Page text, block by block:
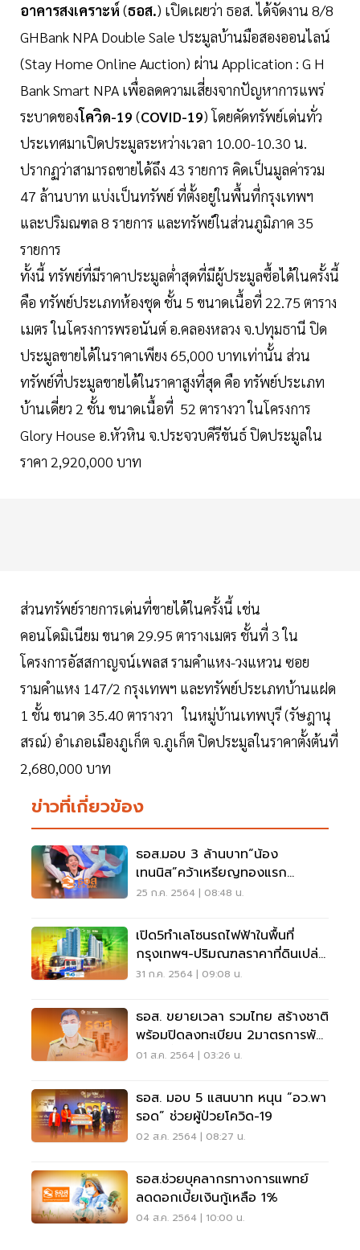
อาคารสงเคราะห์ (ธอส.) เปิดเผยว่า ธอส. ได้จัดงาน 8/8
GHBank NPA Double Sale ประมูลบ้านมือสองออนไลน์
(Stay Home Online Auction) ผ่าน Application : G H
Bank Smart NPA เพื่อลดความเสี่ยงจากปัญหาการแพร่
ระบาดของโควิด-19 (COVID-19) โดยคัดทรัพย์เด่นทั่ว
ประเทศมาเปิดประมูลระหว่างเวลา 10.00-10.30 น.
ปรากฏว่าสามารถขายได้ถึง 43 รายการ คิดเป็นมูลค่ารวม
47 ล้านบาท แบ่งเป็นทรัพย์ ที่ตั้งอยู่ในพื้นที่กรุงเทพฯ
และปริมณฑล 8 รายการ และทรัพย์ในส่วนภูมิภาค 35
รายการ
ทั้งนี้ ทรัพย์ที่มีราคาประมูลต่ำสุดที่มีผู้ประมูลซื้อได้ในครั้งนี้
คือ ทรัพย์ประเภทห้องชุด ชั้น 5 ขนาดเนื้อที่ 22.75 ตาราง
เมตร ในโครงการพรอนันต์ อ.คลองหลวง จ.ปทุมธานี ปิด
ประมูลขายได้ในราคาเพียง 65,000 บาทเท่านั้น ส่วน
ทรัพย์ที่ประมูลขายได้ในราคาสูงที่สุด คือ ทรัพย์ประเภท
บ้านเดี่ยว 2 ชั้น ขนาดเนื้อที่ 52 ตารางวา ในโครงการ
Glory House อ.หัวหิน จ.ประจวบคีรีขันธ์ ปิดประมูลใน
ราคา 2,920,000 บาท
ส่วนทรัพย์รายการเด่นที่ขายได้ในครั้งนี้ เช่น
คอนโดมิเนียม ขนาด 29.95 ตารางเมตร ชั้นที่ 3 ใน
โครงการอัสสกาญจน์เพลส รามคำแหง-วงแหวน ซอย
รามคำแหง 147/2 กรุงเทพฯ และทรัพย์ประเภทบ้านแฝด
1 ชั้น ขนาด 35.40 ตารางวา ในหมู่บ้านเทพบุรี (รัษฎานุ
สรณ์) อำเภอเมืองภูเก็ต จ.ภูเก็ต ปิดประมูลในราคาตั้งต้นที่
2,680,000 บาท
ข่าวที่เกี่ยวข้อง
ธอส.มอบ 3 ล้านบาท“น้อง
เทนนิส”คว้าเหรียญทองแรก
โอลิมปิกเกมส์ โตเกียว 2020
25 ก.ค. 2564 | 08:48 น.
เปิด5ทำเลโซนรถไฟฟ้าในพื้นที่
กรุงเทพฯ-ปริมณฑลราคาที่ดินเปล่า
พุ่ง
31 ก.ค. 2564 | 09:08 น.
ธอส. ขยายเวลา รวมไทย สร้างชาติ
พร้อมปิดลงทะเบียน 2มาตรการพัก
ชำระหนี้
01 ส.ค. 2564 | 03:26 น.
ธอส. มอบ 5 แสนบาท หนุน “อว.พา
รอด” ช่วยผู้ป่วยโควิด-19
02 ส.ค. 2564 | 08:27 น.
ธอส.ช่วยบุคลากรทางการแพทย์
ลดดอกเบี้ยเงินกู้เหลือ 1%
04 ส.ค. 2564 | 10:00 น.